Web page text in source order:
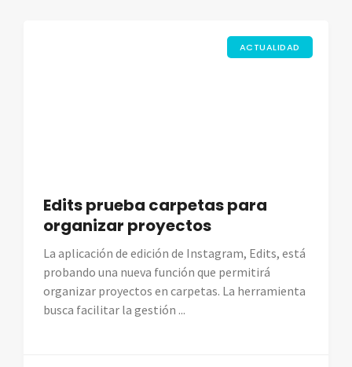
ACTUALIDAD
Edits prueba carpetas para
organizar proyectos
La aplicación de edición de Instagram, Edits, está
probando una nueva función que permitirá
organizar proyectos en carpetas. La herramienta
busca facilitar la gestión ...